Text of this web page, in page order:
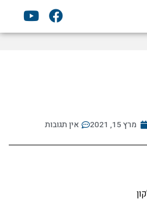
F
a
c
Y
o
u
מרץ 15, 2021 אין תגובות